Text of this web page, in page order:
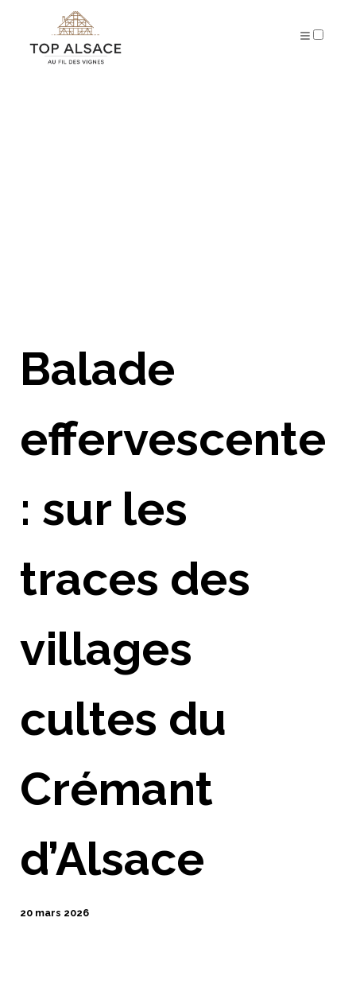
Balade
effervescente
: sur les
traces des
villages
cultes du
Crémant
d’Alsace
20 mars 2026